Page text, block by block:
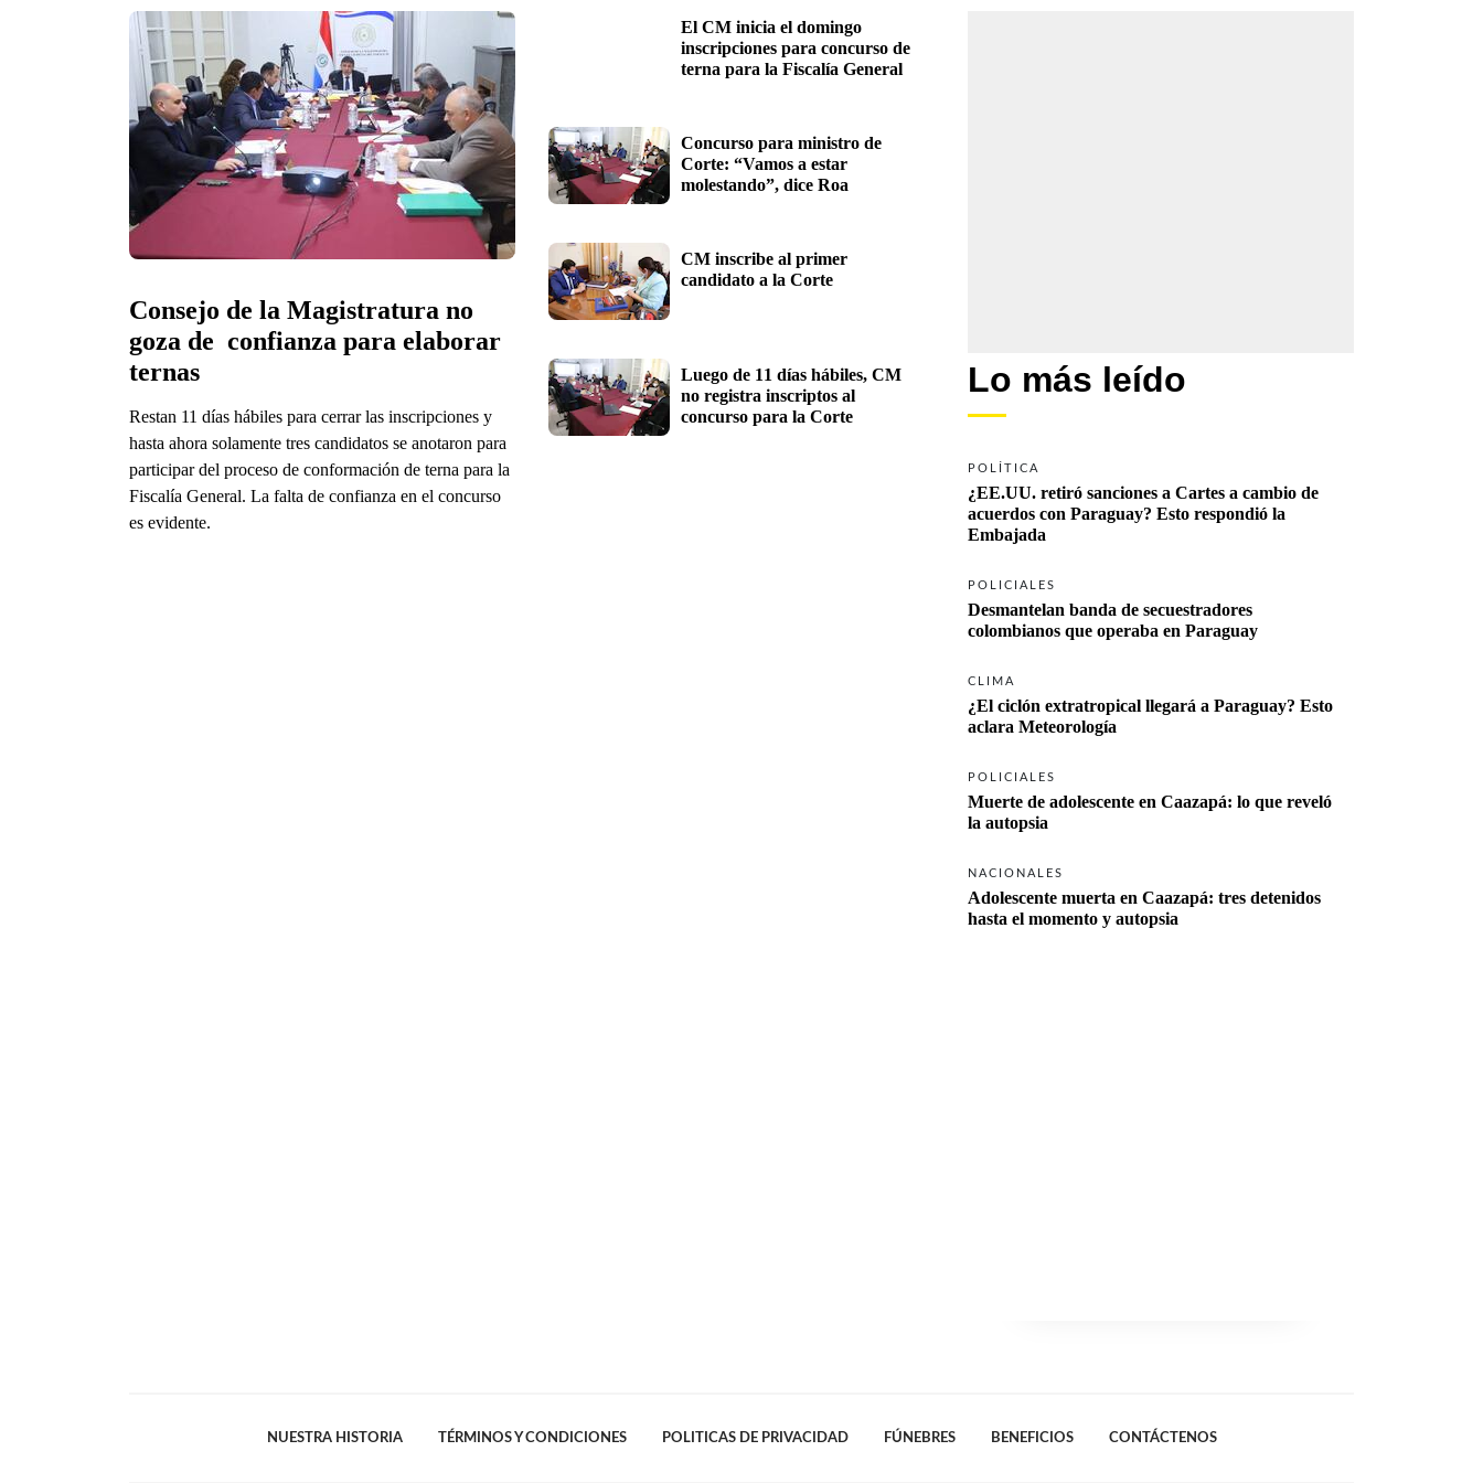
Consejo de la Magistratura no
goza de  confianza para elaborar
ternas
Restan 11 días hábiles para cerrar las inscripciones y
hasta ahora solamente tres candidatos se anotaron para
participar del proceso de conformación de terna para la
Fiscalía General. La falta de confianza en el concurso
es evidente.
El CM inicia el domingo
inscripciones para concurso de
terna para la Fiscalía General
Concurso para ministro de
Corte: “Vamos a estar
molestando”, dice Roa
CM inscribe al primer
candidato a la Corte
Luego de 11 días hábiles, CM
no registra inscriptos al
concurso para la Corte
Lo más leído
POLÍTICA
¿EE.UU. retiró sanciones a Cartes a cambio de
acuerdos con Paraguay? Esto respondió la
Embajada
POLICIALES
Desmantelan banda de secuestradores
colombianos que operaba en Paraguay
CLIMA
¿El ciclón extratropical llegará a Paraguay? Esto
aclara Meteorología
POLICIALES
Muerte de adolescente en Caazapá: lo que reveló
la autopsia
NACIONALES
Adolescente muerta en Caazapá: tres detenidos
hasta el momento y autopsia
NUESTRA HISTORIA TÉRMINOS Y CONDICIONES POLITICAS DE PRIVACIDAD FÚNEBRES BENEFICIOS CONTÁCTENOS